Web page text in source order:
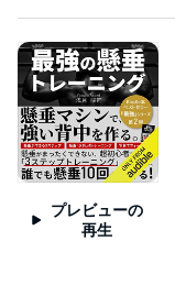
プレビューの
再生